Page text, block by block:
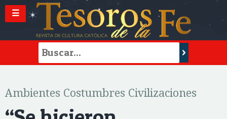
☰
Ambientes Costumbres Civilizaciones